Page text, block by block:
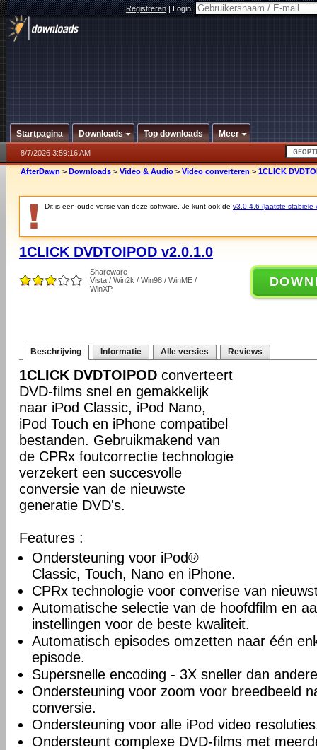
Registreren|Login:
Startpagina Downloads Top downloads Meer
8/7/2026 3:59:16 AM
AfterDawn > Downloads > Video & Audio > Video converteren > 1CLICK
Dit is een oude versie van deze software. Je kunt ook de v3.0.4.6 (laatste stabiele
1CLICK DVDTOIPOD v2.0.1.0
Shareware
Vista / Win2k / Win98 / WinME /
WinXP
Beschrijving Informatie Alle versies Reviews
1CLICK DVDTOIPOD converteert
DVD-films snel en gemakkelijk
naar iPod Classic, iPod Nano,
iPod Touch en iPhone compatibel
bestanden. Gebruikmakend van
de CPRx foutcorrectie technologie
verzekert een succesvolle
conversie van de nieuwste
generatie DVD's.
Features :
Ondersteuning voor iPod®
Classic, Touch, Nano en iPhone.
CPRx technologie voor converise van
Automatische selectie van de hoofdfilm en
instellingen voor de beste kwaliteit.
Automatisch episodes omzetten naar één
episode.
Supersnelle encoding - 3X sneller dan
Ondersteuning voor zoom voor breedbeeld
conversie.
Ondersteuning voor alle iPod video
Ondersteunt complexe DVD-films met